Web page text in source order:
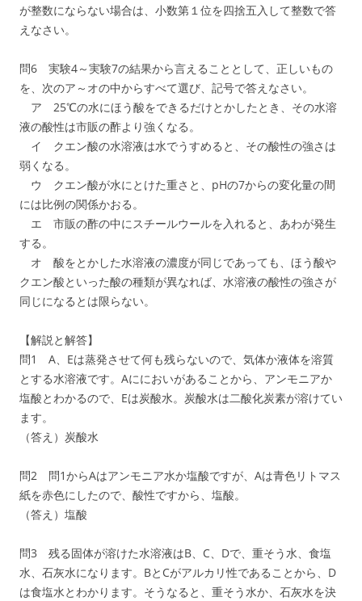
が整数にならない場合は、小数第１位を四捨五入して整数で答
えなさい。
問6 実験4～実験7の結果から言えることとして、正しいもの
を、次のア～オの中からすべて選び、記号で答えなさい。
ア 25℃の水にほう酸をできるだけとかしたとき、その水溶
液の酸性は市販の酢より強くなる。
イ クエン酸の水溶液は水でうすめると、その酸性の強さは
弱くなる。
ウ クエン酸が水にとけた重さと、pHの7からの変化量の間
には比例の関係かおる。
エ 市販の酢の中にスチールウールを入れると、あわが発生
する。
オ 酸をとかした水溶液の濃度が同じであっても、ほう酸や
クエン酸といった酸の種類が異なれば、水溶液の酸性の強さが
同じになるとは限らない。
【解説と解答】
問1 A、Eは蒸発させて何も残らないので、気体か液体を溶質
とする水溶液です。Aににおいがあることから、アンモニアか
塩酸とわかるので、Eは炭酸水。炭酸水は二酸化炭素が溶けてい
ます。
（答え）炭酸水
問2 問1からAはアンモニア水か塩酸ですが、Aは青色リトマス
紙を赤色にしたので、酸性ですから、塩酸。
（答え）塩酸
問3 残る固体が溶けた水溶液はB、C、Dで、重そう水、食塩
水、石灰水になります。BとCがアルカリ性であることから、D
は食塩水とわかります。そうなると、重そう水か、石灰水を決